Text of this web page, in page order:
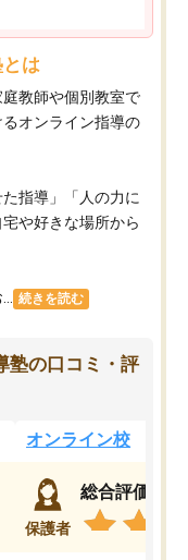
とは
教師や個別教室で
オンライン指導の
指導」「人の力に
や好きな場所から
続きを読む
塾の口コミ・評
オンライン校
保護者
総合評価